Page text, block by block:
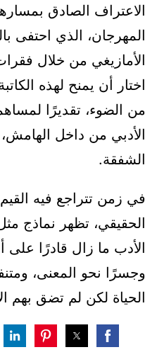
الاعتراف الصادق
المهرجان، الذي احتفى
الأمازيغي من خلال
اختار أن يمنح لهذه
من الضوء، تقديرًا
الأدبي من داخل
الشفقة.
في زمن تتراجع فيه
الحقيقي، تظهر نماذج
الأدب ما زال قادرًا على
وجسرًا نحو المعنى،
الحياة لكن لم تضق بهم